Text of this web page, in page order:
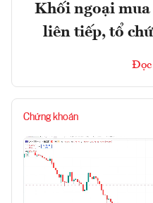
Khối ngoại
liên tiếp, tổ
Đọc
Chứng khoán